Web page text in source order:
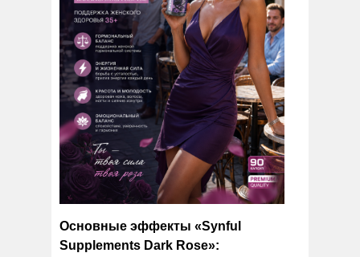
Основные эффекты «Synful
Supplements Dark Rose»: